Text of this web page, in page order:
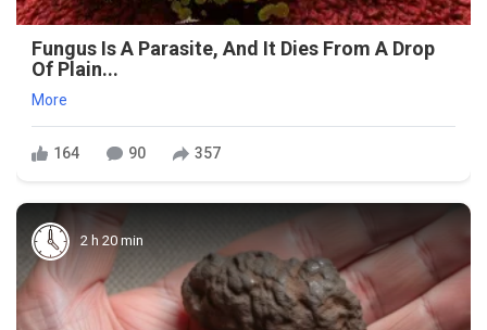
Fungus Is A Parasite, And It Dies From A Drop
Of Plain...
More
164 90 357
2 h 20 min